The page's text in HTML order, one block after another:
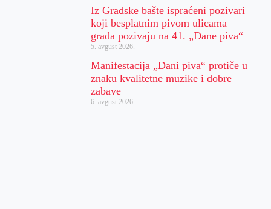
Iz Gradske bašte ispraćeni pozivari
koji besplatnim pivom ulicama
grada pozivaju na 41. „Dane piva“
5. avgust 2026.
Manifestacija „Dani piva“ protiče u
znaku kvalitetne muzike i dobre
zabave
6. avgust 2026.